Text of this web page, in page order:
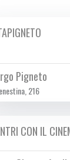
SAB 14/10 A SAB 25/
Pigneto
216
VEN 13/10 A DOM
CON IL